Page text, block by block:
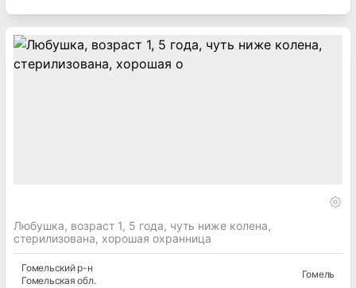
Любушка, возраст 1, 5 года, чуть ниже колена,
стерилизована, хорошая охранница
Гомельскийр-н
Гомельская обл.
Гомель